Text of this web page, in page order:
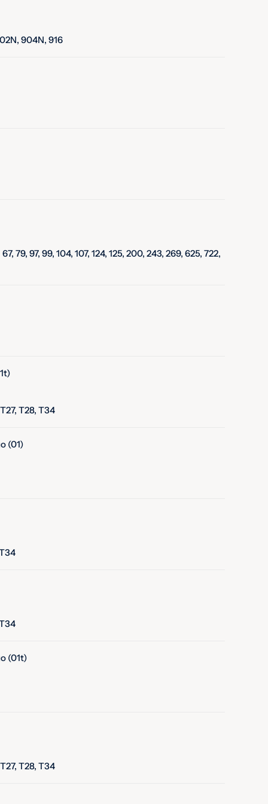
904N, 916
79, 97, 99, 104, 107, 124, 125, 200, 243, 269, 625, 722,
T28, T34
(01)
(01t)
T28, T34